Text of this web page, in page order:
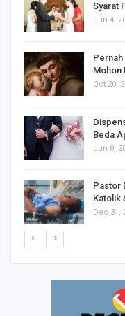
Syarat
Jun 4,
Pernah
Mohon
Oct 20,
Beda
Jun 8,
Pastor
Katolik
Dec 31,